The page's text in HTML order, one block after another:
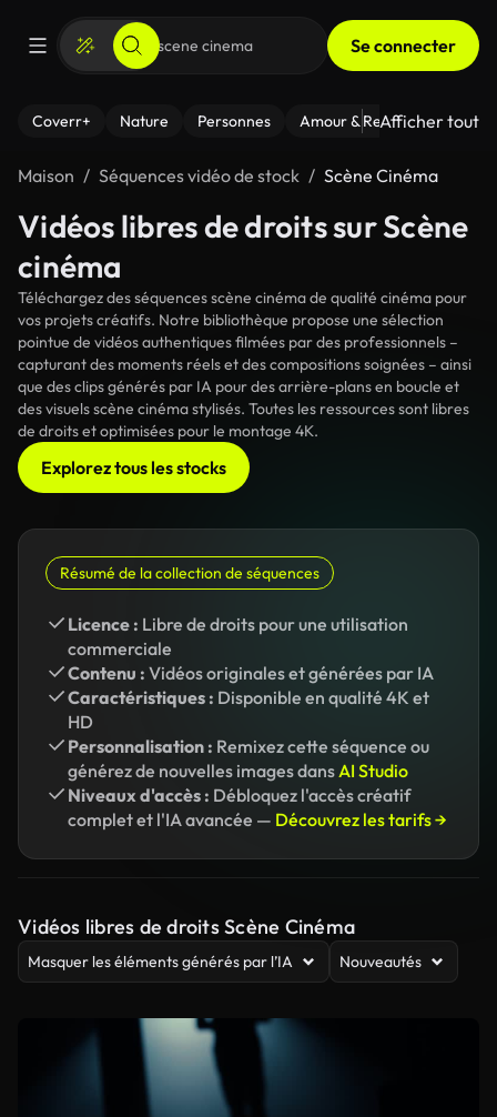
Se connecter
Coverr+ Nature Personnes Amour & Relations Le
Afficher tout
Maison Séquences vidéo de stock Scène Cinéma
Vidéos libres de droits sur Scène
cinéma
Téléchargez des séquences scène cinéma de qualité cinéma pour
vos projets créatifs. Notre bibliothèque propose une sélection
pointue de vidéos authentiques filmées par des professionnels –
capturant des moments réels et des compositions soignées – ainsi
que des clips générés par IA pour des arrière-plans en boucle et
des visuels scène cinéma stylisés. Toutes les ressources sont libres
de droits et optimisées pour le montage 4K.
Explorez tous les stocks
Résumé de la collection de séquences
Licence : Libre de droits pour une utilisation
commerciale
Contenu : Vidéos originales et générées par IA
Caractéristiques : Disponible en qualité 4K et
HD
Personnalisation : Remixez cette séquence ou
générez de nouvelles images dansAI Studio
Niveaux d'accès : Débloquez l'accès créatif
complet et l'IA avancée — Découvrez les tarifs →
Vidéos libres de droits Scène Cinéma
Masquer les éléments générés par l’IA Nouveautés